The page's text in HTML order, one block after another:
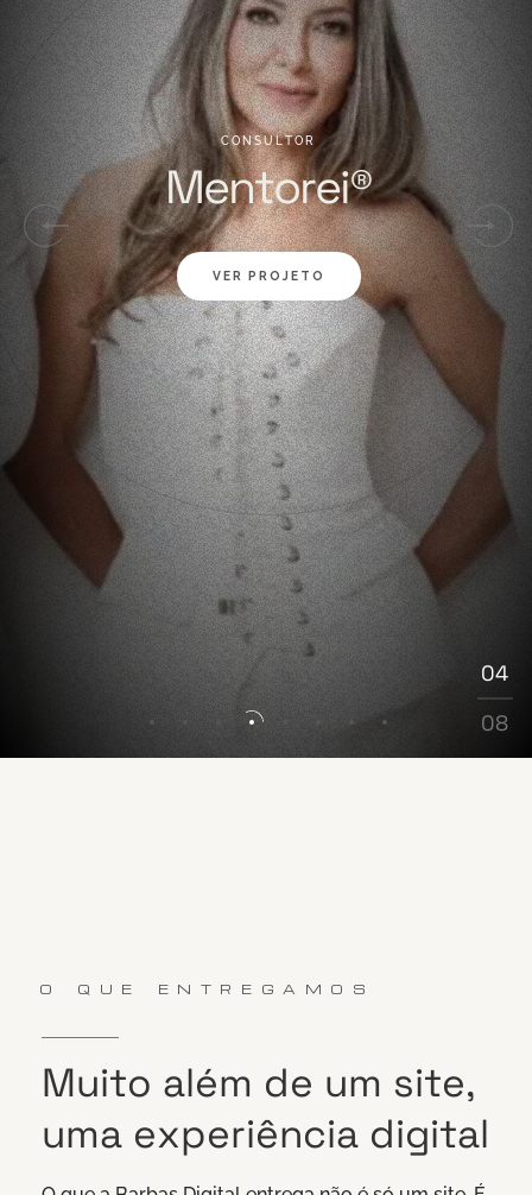
CONSULTO R
Mentorei®
VER PROJETO
04
05
06
07
08
08
O QUE ENTREGAMOS
Muito além de um site,
uma experiência digital